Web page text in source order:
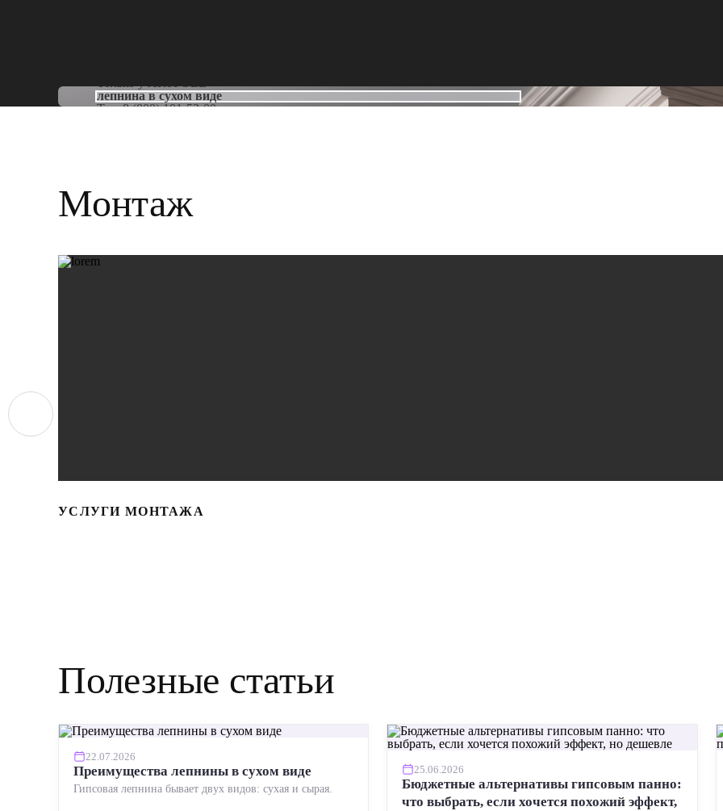
Только уARTPOLE
лепнина в сухом виде
Тел:8 (800) 101-53-00
Монтаж
УСЛУГИ МОНТАЖА
Полезные статьи
22.07.2026
Преимущества лепнины в сухом виде
Гипсовая лепнина бывает двух видов: сухая и сырая.
25.06.2026
Бюджетные альтернативы гипсовым панно:
что выбрать, если хочется похожий эффект,